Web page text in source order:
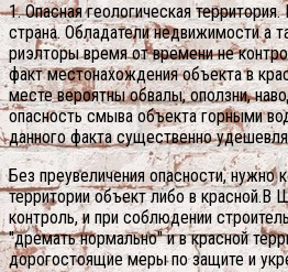
1. Oпасная геологическая
страна. Обладатели недвижимости а
риэлторы время от времени не
факт местонахождения объекта в
месте вероятны обвалы, оползни,
опасность смыва объекта горными
данного факта существенно
Без преувеличения опасности, нужно
территории объект либо в красной.В
контроль, и при соблюдении
"дремать нормально" и в красной
дорогостоящие меры по защите и